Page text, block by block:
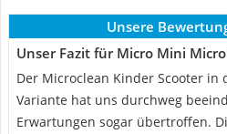
Unsere
Unser Fazit für Micro Mini
Der Microclean Kinder Scooter in
Variante hat uns durchweg
Erwartungen sogar übertroffen.